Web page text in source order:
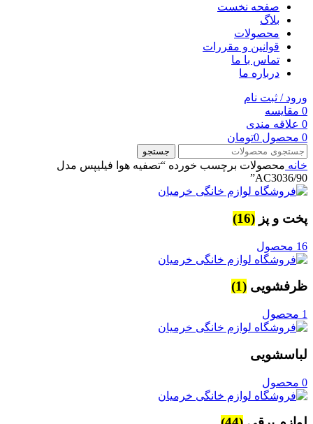
صفحه نخست
بلاگ
محصولات
قوانین و مقررات
تماس با ما
درباره ما
ورود / ثبت نام
0 مقایسه
0 علاقه مندی
0 محصول 0تومان
جستجو
خانه محصولات برچسب خورده “تصفیه هوا فیلیپس مدل
‎AC3036/90”
پخت و پز (16)
16 محصول
ظرفشویی (1)
1 محصول
لباسشویی
0 محصول